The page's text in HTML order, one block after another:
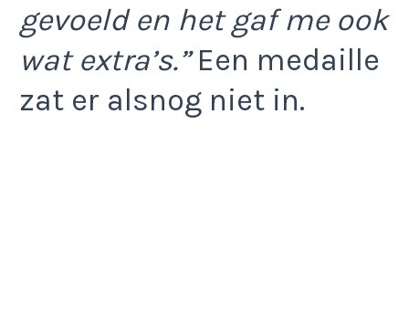
gevoeld en het gaf me ook
wat extra’s.”Een medaille
zat er alsnog niet in.